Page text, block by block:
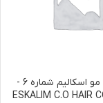
کیت رنگ مو اسکالیم شماره 6 -
ESKALIM C.O HAIR